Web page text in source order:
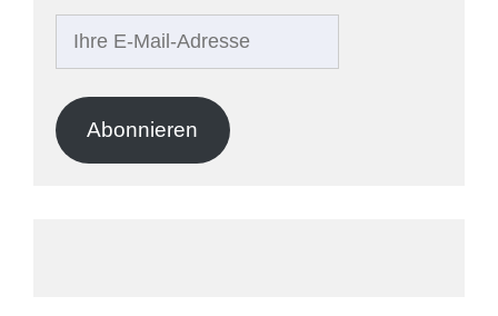
Adresse
Abonnieren